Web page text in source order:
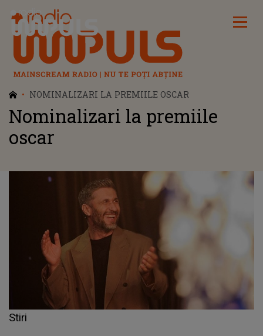
Radio Impuls
NOMINALIZARI LA PREMIILE OSCAR
Nominalizari la premiile
oscar
Stiri